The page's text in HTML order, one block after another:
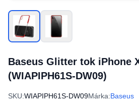
Baseus Glitter tok iPhone
(WIAPIPH61S-DW09)
SKU:WIAPIPH61S-DW09Márka:Baseus